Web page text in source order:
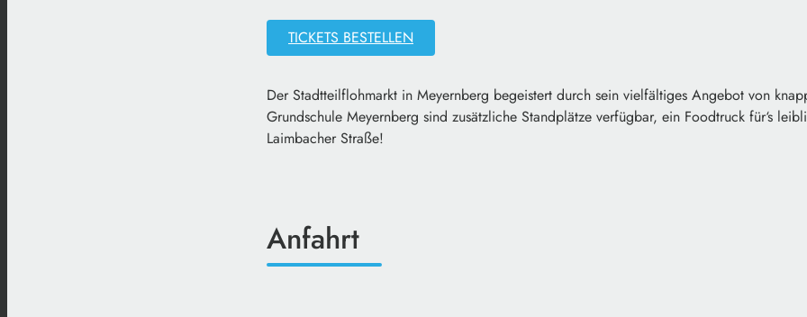
TICKETS BESTELLEN
Der Stadtteilflohmarkt in Meyernberg begeistert durch sein vielfältiges Angebot von
Grundschule Meyernberg sind zusätzliche Standplätze verfügbar, ein Foodtruck für‘s
Laimbacher Straße!
Anfahrt